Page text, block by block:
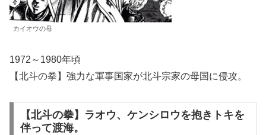
カイオウの母
1972～1980年頃
【北斗の拳】強力な軍事国家が北斗宗家の母国に侵攻。
【北斗の拳】ラオウ、ケンシロウを抱きトキを
伴って渡海。